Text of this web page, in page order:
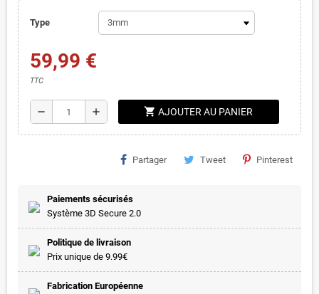
Type
59,99 €
TTC
remove add shopping_cart AJOUTER AU PANIER
Partager Tweet Pinterest
Paiements sécurisés
Système 3D Secure 2.0
Politique de livraison
Prix unique de 9.99€
Fabrication Européenne